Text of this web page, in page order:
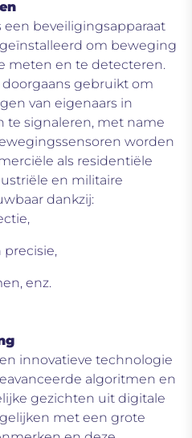
beveiligingsapparaat
om beweging
meten en te detecteren.
gebruikt om
van eigenaars in
te signaleren, met name
worden
als residentiële
en militaire
dankzij:
enz.
innovatieve technologie
algoritmen en
gezichten uit digitale
met een grote